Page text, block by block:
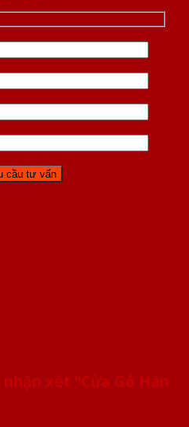
xét “Cửa Gỗ Hàn